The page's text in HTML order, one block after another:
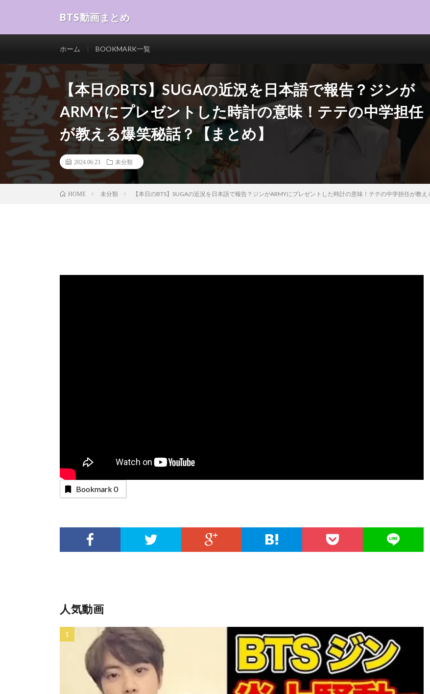
BTS動画まとめ
ホーム BOOKMARK一覧
【本日のBTS】SUGAの近況を日本語で報告？ジンが
ARMYにプレゼントした時計の意味！テテの中学担任
が教える爆笑秘話？【まとめ】
2024.06.23 未分類
HOME 未分類 【本日のBTS】SUGAの近況を日本語で報告？ジンがARMYにプレゼントした時計の意味！テテの中学担任が教え
Bookmark 0
人気動画